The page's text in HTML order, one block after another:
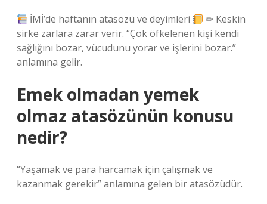
İMİ’de haftanın atasözü ve deyimleri
✏ Keskin
sirke zarlara zarar verir. “Çok öfkelenen kişi kendi
sağlığını bozar, vücudunu yorar ve işlerini bozar.”
anlamına gelir.
Emek olmadan yemek
olmaz atasözünün konusu
nedir?
“Yaşamak ve para harcamak için çalışmak ve
kazanmak gerekir” anlamına gelen bir atasözüdür.